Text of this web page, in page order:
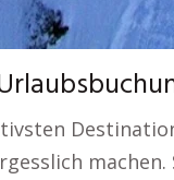
machen.